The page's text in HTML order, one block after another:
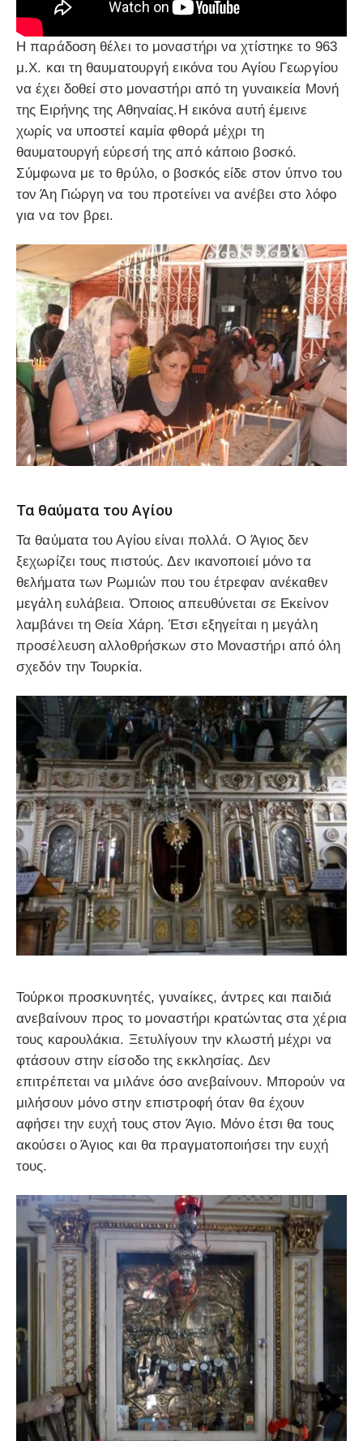
Η παράδοση θέλει το μοναστήρι να χτίστηκε το 963
μ.Χ. και τη θαυματουργή εικόνα του Αγίου Γεωργίου
να έχει δοθεί στο μοναστήρι από τη γυναικεία Μονή
της Ειρήνης της Αθηναίας.Η εικόνα αυτή έμεινε
χωρίς να υποστεί καμία φθορά μέχρι τη
θαυματουργή εύρεσή της από κάποιο βοσκό.
Σύμφωνα με το θρύλο, ο βοσκός είδε στον ύπνο του
τον Άη Γιώργη να του προτείνει να ανέβει στο λόφο
για να τον βρει.
Τα θαύματα του Αγίου
Τα θαύματα του Αγίου είναι πολλά. Ο Άγιος δεν
ξεχωρίζει τους πιστούς. Δεν ικανοποιεί μόνο τα
θελήματα των Ρωμιών που του έτρεφαν ανέκαθεν
μεγάλη ευλάβεια. Όποιος απευθύνεται σε Εκείνον
λαμβάνει τη Θεία Χάρη. Έτσι εξηγείται η μεγάλη
προσέλευση αλλοθρήσκων στο Μοναστήρι από όλη
σχεδόν την Τουρκία.
Τούρκοι προσκυνητές, γυναίκες, άντρες και παιδιά
ανεβαίνουν προς το μοναστήρι κρατώντας στα χέρια
τους καρουλάκια. Ξετυλίγουν την κλωστή μέχρι να
φτάσουν στην είσοδο της εκκλησίας. Δεν
επιτρέπεται να μιλάνε όσο ανεβαίνουν. Μπορούν να
μιλήσουν μόνο στην επιστροφή όταν θα έχουν
αφήσει την ευχή τους στον Άγιο. Μόνο έτσι θα τους
ακούσει ο Άγιος και θα πραγματοποιήσει την ευχή
τους.